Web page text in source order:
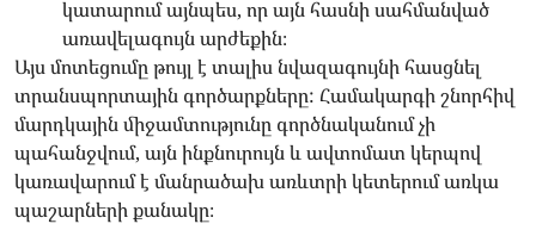
կատարում այնպես, որ այն հասնի սահմանված
առավելագույն արժեքին։
Այս մոտեցումը թույլ է տալիս նվազագույնի հասցնել
տրանսպորտային գործարքները: Համակարգի շնորհիվ
մարդկային միջամտությունը գործնականում չի
պահանջվում, այն ինքնուրույն և ավտոմատ կերպով
կառավարում է մանրածախ առևտրի կետերում առկա
պաշարների քանակը։